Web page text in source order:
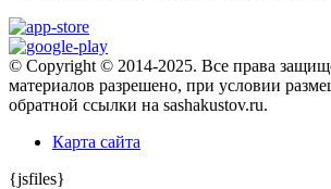
© Copyright © 2014-2025. Все права
материалов разрешено, при условии
обратной ссылки на sashakustov.ru.
Карта сайта
{jsfiles}